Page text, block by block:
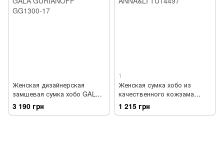
Женская дизайнерская
замшевая сумка хобо GALA
GURIANOFF GG1300-22
3 190 грн
1
Женская сумка хобо из
качественного кожзама
ANNA&LI TU14497-black-1
1 215 грн